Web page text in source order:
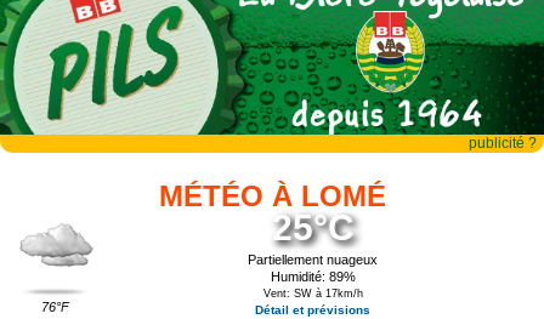
publicité ?
MÉTÉO À LOMÉ
76°F
25°C
Partiellement nuageux
Humidité: 89%
Vent: SW à 17km/h
Détail et prévisions